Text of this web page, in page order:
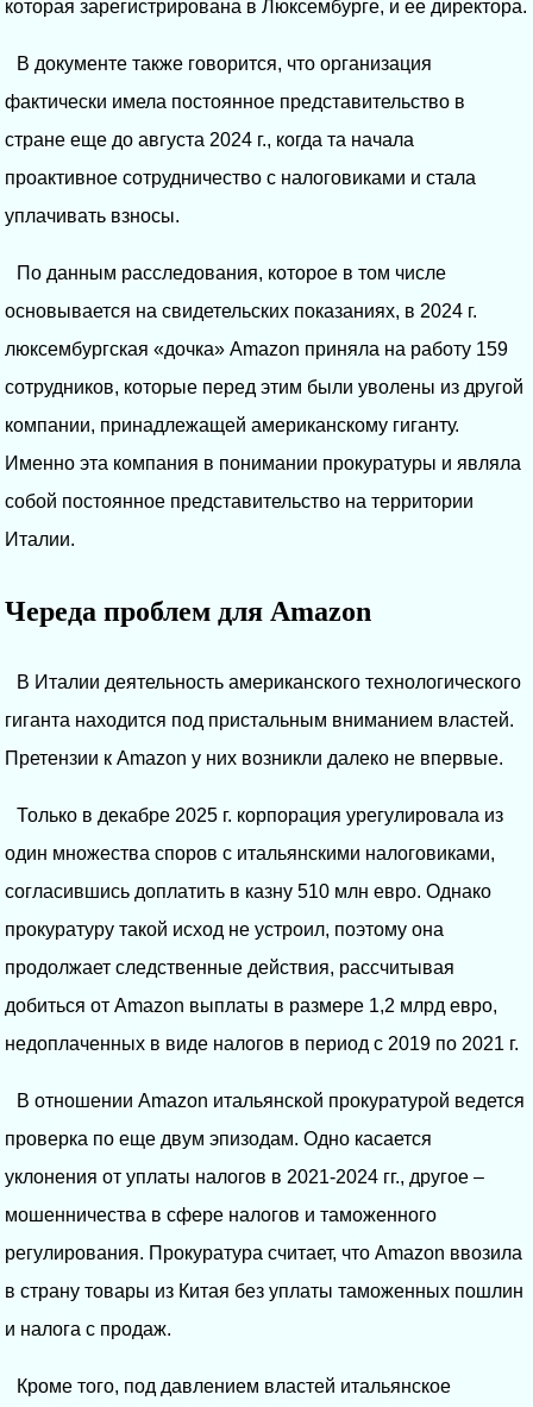
которая зарегистрирована в Люксембурге, и ее директора.
В документе также говорится, что организация
фактически имела постоянное представительство в
стране еще до августа 2024 г., когда та начала
проактивное сотрудничество с налоговиками и стала
уплачивать взносы.
По данным расследования, которое в том числе
основывается на свидетельских показаниях, в 2024 г.
люксембургская «дочка» Amazon приняла на работу 159
сотрудников, которые перед этим были уволены из другой
компании, принадлежащей американскому гиганту.
Именно эта компания в понимании прокуратуры и являла
собой постоянное представительство на территории
Италии.
Череда проблем для Amazon
В Италии деятельность американского технологического
гиганта находится под пристальным вниманием властей.
Претензии к Amazon у них возникли далеко не впервые.
Только в декабре 2025 г. корпорация урегулировала из
один множества споров с итальянскими налоговиками,
согласившись доплатить в казну 510 млн евро. Однако
прокуратуру такой исход не устроил, поэтому она
продолжает следственные действия, рассчитывая
добиться от Amazon выплаты в размере 1,2 млрд евро,
недоплаченных в виде налогов в период с 2019 по 2021 г.
В отношении Amazon итальянской прокуратурой ведется
проверка по еще двум эпизодам. Одно касается
уклонения от уплаты налогов в 2021-2024 гг., другое –
мошенничества в сфере налогов и таможенного
регулирования. Прокуратура считает, что Amazon ввозила
в страну товары из Китая без уплаты таможенных пошлин
и налога с продаж.
Кроме того, под давлением властей итальянское